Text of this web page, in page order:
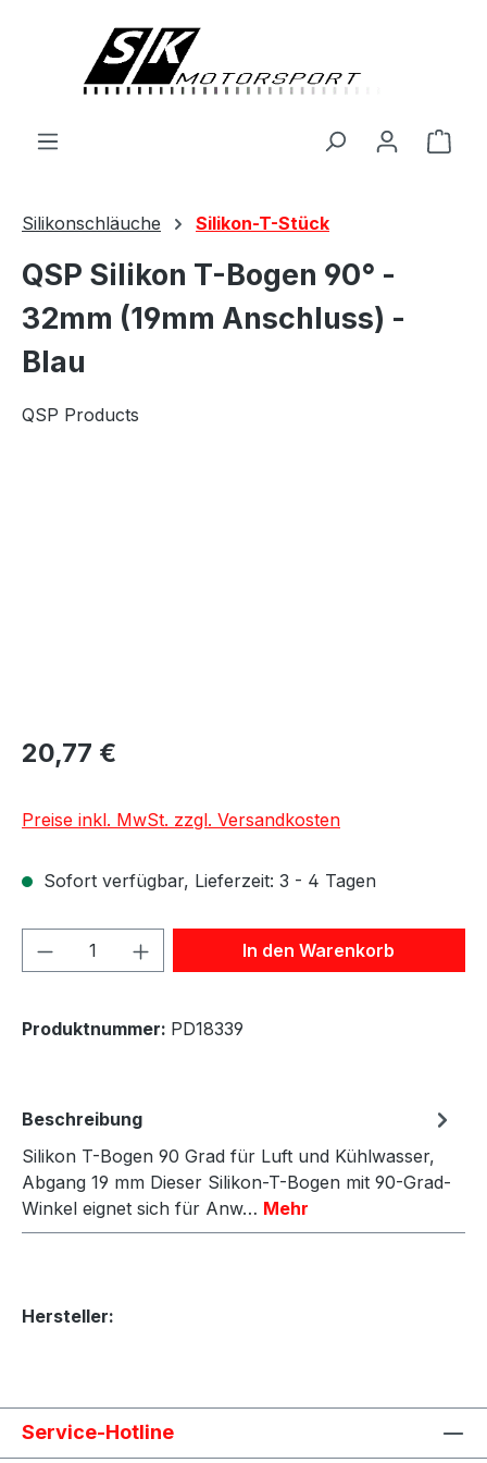
Silikonschläuche Silikon-T-Stück
QSP Silikon T-Bogen 90° -
32mm (19mm Anschluss) -
Blau
QSP Products
20,77 €
Preise inkl. MwSt. zzgl. Versandkosten
Sofort verfügbar, Lieferzeit: 3 - 4 Tagen
Produkt Anzahl: Gib denIn den Warenkorb
Produktnummer: PD18339
Beschreibung
Silikon T-Bogen 90 Grad für Luft und Kühlwasser,
Abgang 19 mm Dieser Silikon-T-Bogen mit 90-Grad-
Winkel eignet sich für Anw… Mehr
Hersteller:
Service-Hotline